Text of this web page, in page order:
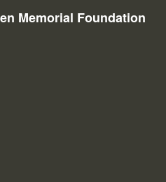
Memorial Foundation